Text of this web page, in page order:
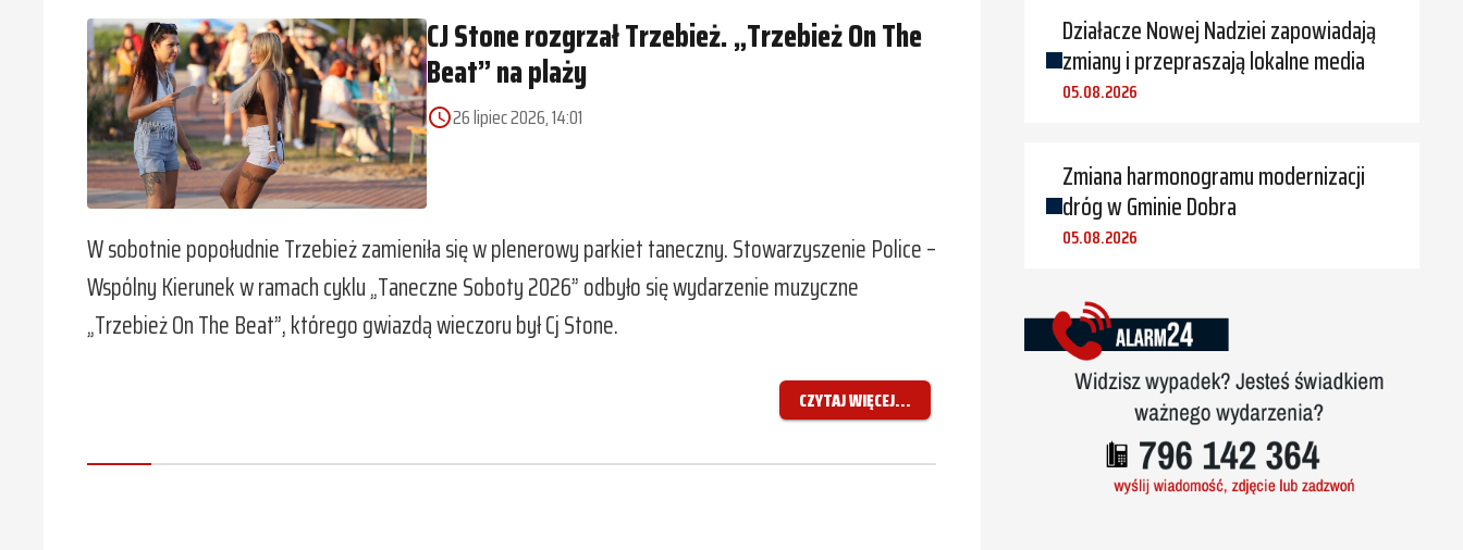
CJ Stone rozgrzał Trzebież. „Trzebież On The
Beat” na plaży
access_time26 lipiec 2026, 14:01
W sobotnie popołudnie Trzebież zamieniła się w plenerowy parkiet taneczny. Stowarzyszenie Police –
Wspólny Kierunek w ramach cyklu „Taneczne Soboty 2026” odbyło się wydarzenie muzyczne
„Trzebież On The Beat”, którego gwiazdą wieczoru był Cj Stone.
CZYTAJ WIĘCEJ...
Działacze Nowej Nadziei zapowiadają
zmiany i przepraszają lokalne media
05.08.2026
Zmiana harmonogramu modernizacji
dróg w Gminie Dobra
05.08.2026